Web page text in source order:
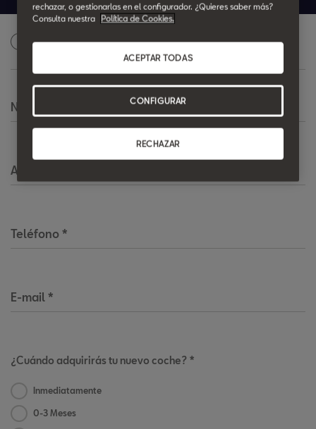
Solicita una oferta personalizada
Nombre
Apellido
Teléfono *
E-mail *
¿Cuándo adquirirás tu nuevo coche? *
Inmediatamente
0-3 Meses
rechazar, o gestionarlas en el configurador. ¿Quieres saber más?
Consulta nuestra
Política de Cookies.
RECHAZAR
ACEPTAR TODAS
CONFIGURAR